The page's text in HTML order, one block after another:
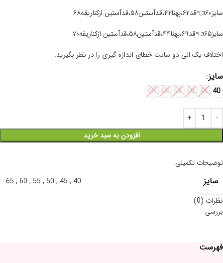
سایز۶۰👈قد۶۲،پهنا۴۲،قدآستین۵۸،قدآستین ازکناریقه۶۸
سایز۶۵👈قد۶۹،پهنا۴۴،قدآستین۵۸،قدآستین ازکناریقه۷۰
اختلاف یک الی دو سانت خطای اندازه گیری را در نظر بگیرید.
سایز
40
45
50
55
60
65
افزودن به سبد خرید
توضیحات تکمیلی
سایز 40
,
45
,
50
,
55
,
60
,
65
نظرات (0)
بررسی
فهرست